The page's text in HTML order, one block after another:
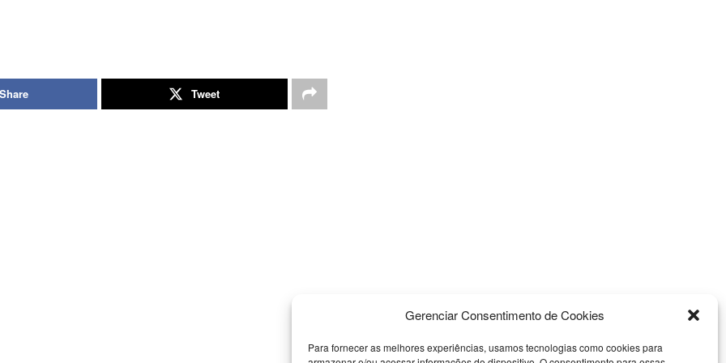
Gerenciar Consentimento de Cookies
Para fornecer as melhores experiências, usamos tecnologias como cookies para
Tweet